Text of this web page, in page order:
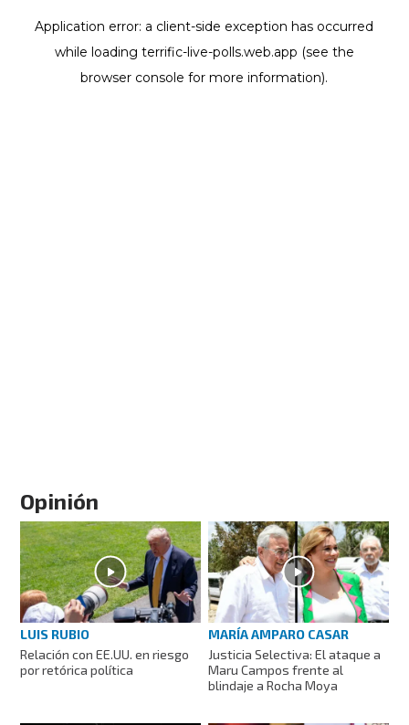
Opinión
LUIS RUBIO
Relación con EE.UU. en riesgo
por retórica política
MARÍA AMPARO CASAR
Justicia Selectiva: El ataque a
Maru Campos frente al
blindaje a Rocha Moya